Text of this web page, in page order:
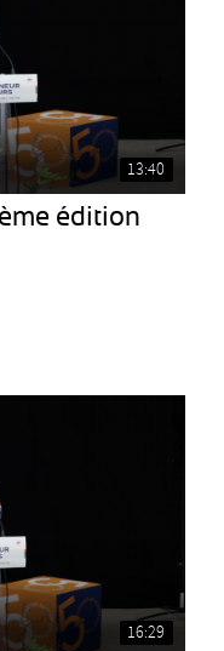
13:40
édition
16:29